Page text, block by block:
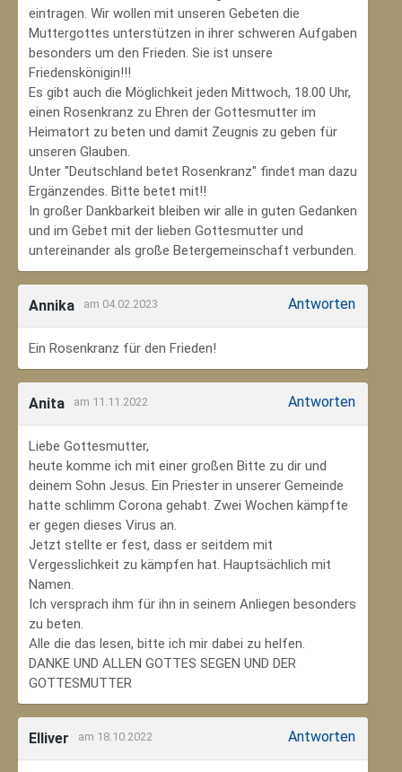
eintragen. Wir wollen mit unseren Gebeten die
Muttergottes unterstützen in ihrer schweren Aufgaben
besonders um den Frieden. Sie ist unsere
Friedenskönigin!!!
Es gibt auch die Möglichkeit jeden Mittwoch, 18.00 Uhr,
einen Rosenkranz zu Ehren der Gottesmutter im
Heimatort zu beten und damit Zeugnis zu geben für
unseren Glauben.
Unter "Deutschland betet Rosenkranz" findet man dazu
Ergänzendes. Bitte betet mit!!
In großer Dankbarkeit bleiben wir alle in guten Gedanken
und im Gebet mit der lieben Gottesmutter und
untereinander als große Betergemeinschaft verbunden.
Annika am 04.02.2023 Antworten
Ein Rosenkranz für den Frieden!
Anita am 11.11.2022 Antworten
Liebe Gottesmutter,
heute komme ich mit einer großen Bitte zu dir und
deinem Sohn Jesus. Ein Priester in unserer Gemeinde
hatte schlimm Corona gehabt. Zwei Wochen kämpfte
er gegen dieses Virus an.
Jetzt stellte er fest, dass er seitdem mit
Vergesslichkeit zu kämpfen hat. Hauptsächlich mit
Namen.
Ich versprach ihm für ihn in seinem Anliegen besonders
zu beten.
Alle die das lesen, bitte ich mir dabei zu helfen.
DANKE UND ALLEN GOTTES SEGEN UND DER
GOTTESMUTTER
Elliver am 18.10.2022 Antworten